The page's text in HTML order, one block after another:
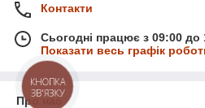
Контакти
Сьогодні працює з 09:00 до
Показати весь графік
Про нас
КНОПКА
ЗВ'ЯЗКУ